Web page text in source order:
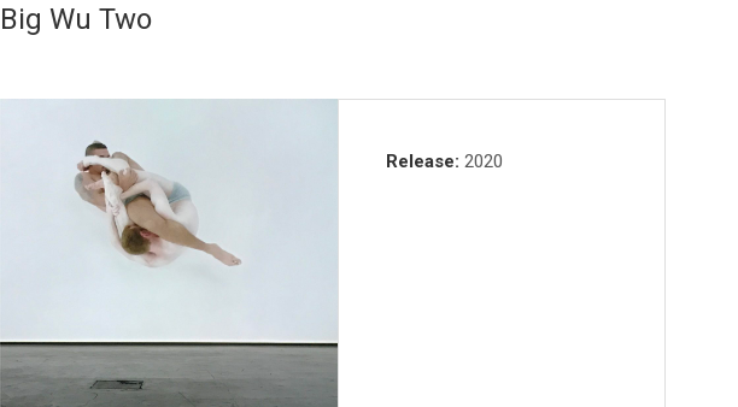
Big Wu Two
Record Details
Release 2020